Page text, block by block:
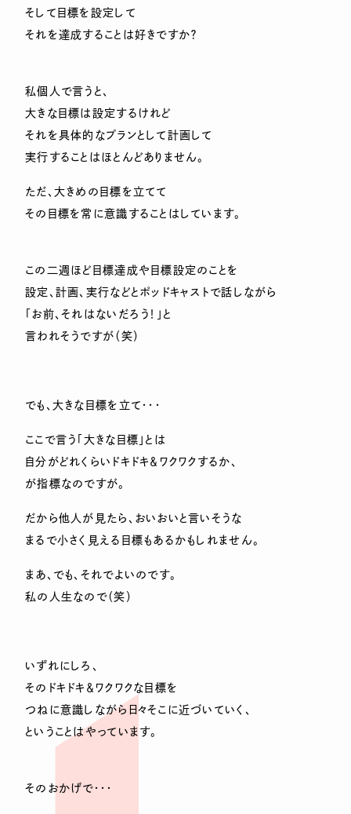
そして目標を設定して
それを達成することは好きですか？
私個人で言うと、
大きな目標は設定するけれど
それを具体的なプランとして計画して
実行することはほとんどありません。
ただ、大きめの目標を立てて
その目標を常に意識することはしています。
この二週ほど目標達成や目標設定のことを
設定、計画、実行などとポッドキャストで話しながら
「お前、それはないだろう！」と
言われそうですが（笑）
でも、大きな目標を立て・・・
ここで言う「大きな目標」とは
自分がどれくらいドキドキ＆ワクワクするか、
が指標なのですが。
だから他人が見たら、おいおいと言いそうな
まるで小さく見える目標もあるかもしれません。
まあ、でも、それでよいのです。
私の人生なので（笑）
いずれにしろ、
そのドキドキ＆ワクワクな目標を
つねに意識しながら日々そこに近づいていく、
ということはやっています。
そのおかげで・・・